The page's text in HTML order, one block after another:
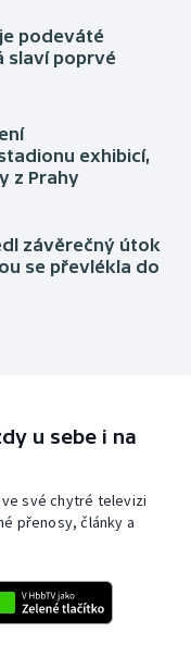
podeváté
slaví poprvé
exhibicí,
z Prahy
závěrečný útok
se převlékla do
u sebe i na
ve své chytré televizi
přenosy, články a